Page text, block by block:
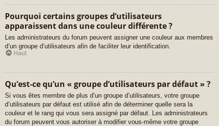
Pourquoi certains groupes d’utilisateurs
apparaissent dans une couleur différente ?
Les administrateurs du forum peuvent assigner une couleur aux membres
d’un groupe d’utilisateurs afin de faciliter leur identification.
Haut
Qu’est-ce qu’un « groupe d’utilisateurs par défaut » ?
Si vous êtes membre de plus d’un groupe d’utilisateurs, votre groupe
d’utilisateurs par défaut est utilisé afin de déterminer quelle sera la
couleur et le rang qui vous sera assigné par défaut. Les administrateurs
du forum peuvent vous autoriser à modifier vous-même votre groupe